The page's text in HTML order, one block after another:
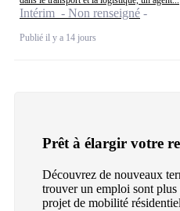
Intérim - Non renseigné
Publié il y a 14 jours
Prêt à élargir votre
Découvrez de nouveaux
trouver un emploi sont plus
projet de mobilité